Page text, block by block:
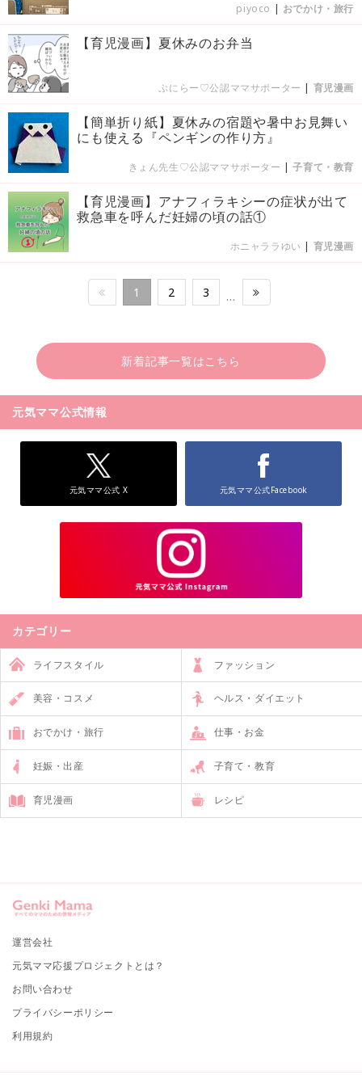
piyoco | おでかけ・旅行
【育児漫画】夏休みのお弁当
ぷにらー♡公認ママサポーター | 育児漫画
【簡単折り紙】夏休みの宿題や暑中お見舞い
にも使える『ペンギンの作り方』
きょん先生♡公認ママサポーター |子育て・教育
【育児漫画】アナフィラキシーの症状が出て
救急車を呼んだ妊婦の頃の話①
ホニャララゆい | 育児漫画
1 2 3 …
新着記事一覧はこちら
元気ママ公式情報
元気ママ公式 X 元気ママ公式Facebook
カテゴリー
ライフスタイル ファッション
美容・コスメ ヘルス・ダイエット
おでかけ・旅行 仕事・お金
妊娠・出産 子育て・教育
育児漫画 レシピ
運営会社
元気ママ応援プロジェクトとは？
お問い合わせ
プライバシーポリシー
利用規約